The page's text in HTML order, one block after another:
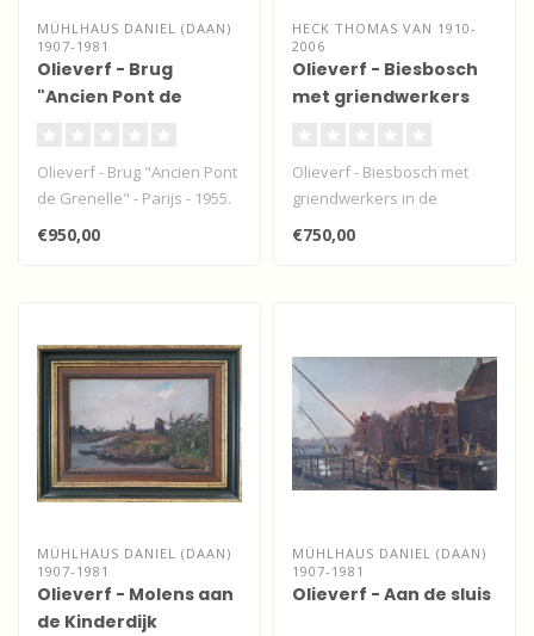
MÜHLHAUS DANIEL (DAAN)
1907-1981
Olieverf - Brug
"Ancien Pont de
Olieverf - Brug "Ancien Pont
de Grenelle" - Parijs - 1955.
€950,00
HECK THOMAS VAN 1910-
2006
Olieverf - Biesbosch
met griendwerkers
Olieverf - Biesbosch met
griendwerkers in de
schemering van de avond...
€750,00
MÜHLHAUS DANIEL (DAAN)
1907-1981
Olieverf - Molens aan
de Kinderdijk
MÜHLHAUS DANIEL (DAAN)
1907-1981
Olieverf - Aan de sluis